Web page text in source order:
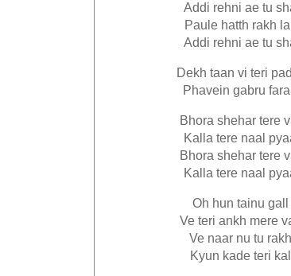
Addi rehni ae tu
Paule hatth rakh
Addi rehni ae tu
Dekh taan vi teri
Phavein gabru
Bhora shehar tere
Kalla tere naal
Bhora shehar tere
Kalla tere naal
Oh hun tainu
Ve teri ankh mere
Ve naar nu tu
Kyun kade teri